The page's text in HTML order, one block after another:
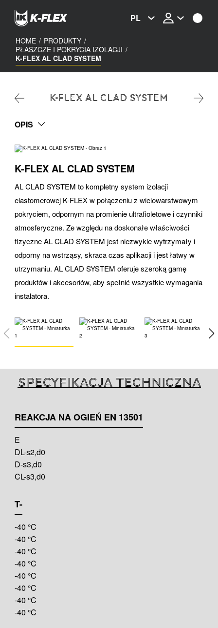
content
PL
HOME / PRODUKTY /
PŁASZCZE I POKRYCIA IZOLACJI /
K-FLEX AL CLAD SYSTEM
K-FLEX AL CLAD SYSTEM
OPIS
K-FLEX AL CLAD SYSTEM
AL CLAD SYSTEM to kompletny system izolacji
elastomerowej K-FLEX w połączeniu z wielowarstwowym
pokryciem, odpornym na promienie ultrafioletowe i czynniki
atmosferyczne. Ze względu na doskonałe właściwości
fizyczne AL CLAD SYSTEM jest niezwykle wytrzymały i
odporny na wstrząsy, skraca czas aplikacji i jest łatwy w
utrzymaniu. AL CLAD SYSTEM oferuje szeroką gamę
produktów i akcesoriów, aby spełnić wszystkie wymagania
instalatora.
Specyfikacja techniczna
REAKCJA NA OGIEŃ EN 13501
E
DL-s2,d0
D-s3,d0
CL-s3,d0
T-
-40 °C
-40 °C
-40 °C
-40 °C
-40 °C
-40 °C
-40 °C
-40 °C